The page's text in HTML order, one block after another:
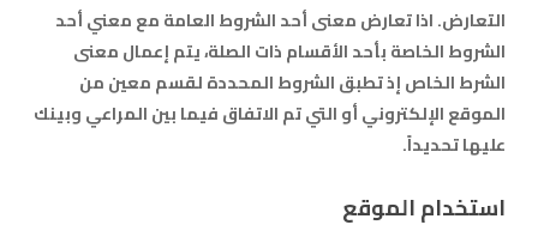
التعارض. اذا تعارض معنى أحد الشروط العامة مع معني أحد
الشروط الخاصة بأحد الأقسام ذات الصلة، يتم إعمال معنى
الشرط الخاص إذ تطبق الشروط المحددة لقسم معين من
الموقع الإلكتروني أو التي تم الاتفاق فيما بين المراعي وبينك
عليها تحديداً.
استخدام الموقع